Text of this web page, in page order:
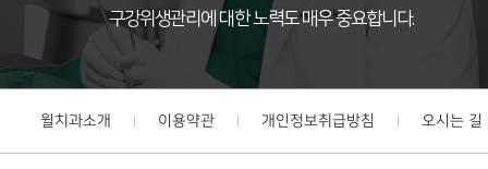
구강위생관리에 대한 노력도 매우 중요합니다.
윌치과소개 이용약관 개인정보취급방침 오시는 길